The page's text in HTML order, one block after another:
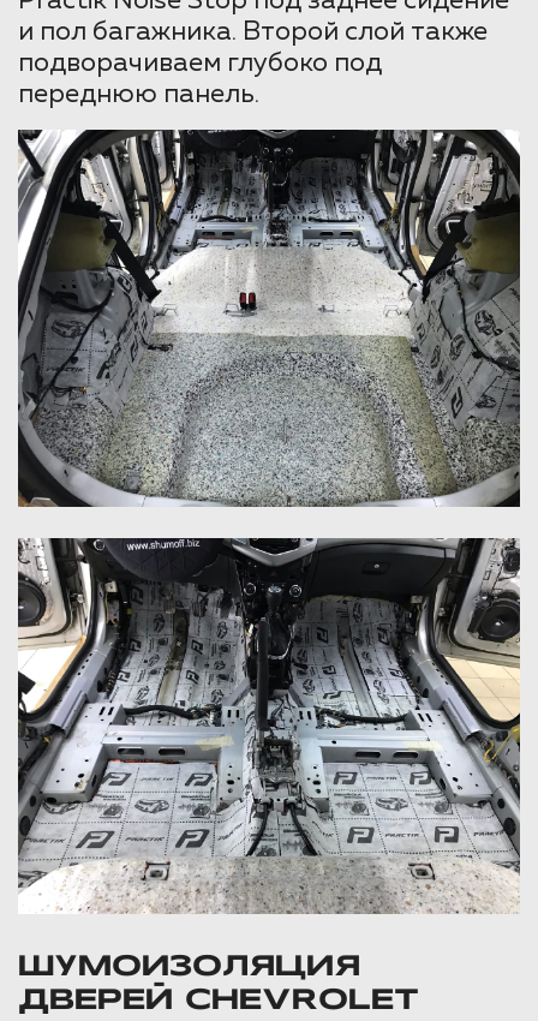
и пол багажника. Второй слой также
подворачиваем глубоко под
переднюю панель.
ШУМОИЗОЛЯЦИЯ
ДВЕРЕЙ CHEVROLET